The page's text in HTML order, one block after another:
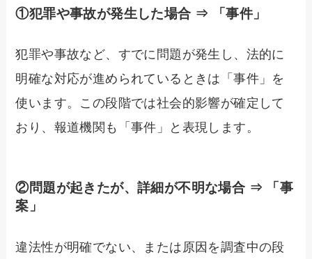
①犯罪や事故が発生した場合 ⇒ 「事件」
犯罪や事故など、すでに問題が発生し、法的に
明確な対応が進められているときは「事件」を
使います。この段階では社会的影響が確定して
おり、報道機関も「事件」と表現します。
②問題が起きたが、詳細が不明な場合 ⇒ 「事
案」
違法性が明確でない、または原因を調査中の段